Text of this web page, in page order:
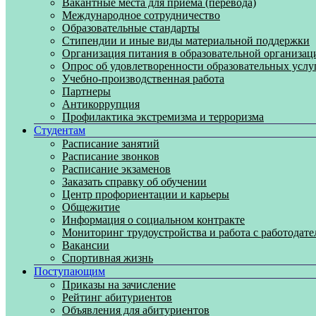
Вакантные места для приема (перевода)
Международное сотрудничество
Образовательные стандарты
Стипендии и иные виды материальной поддержки
Организация питания в образовательной
Опрос об удовлетворенности образовательных
Учебно-производственная работа
Партнеры
Антикоррупция
Профилактика экстремизма и терроризма
Студентам
Расписание занятий
Расписание звонков
Расписание экзаменов
Заказать справку об обучении
Центр профориентации и карьеры
Общежитие
Информация о социальном контракте
Мониторинг трудоустройства и работа с
Вакансии
Спортивная жизнь
Поступающим
Приказы на зачисление
Рейтинг абитуриентов
Объявления для абитуриентов